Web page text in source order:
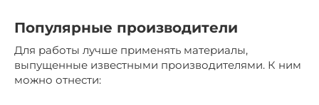
Популярные производители
Для работы лучше применять материалы,
выпущенные известными производителями. К ним
можно отнести: